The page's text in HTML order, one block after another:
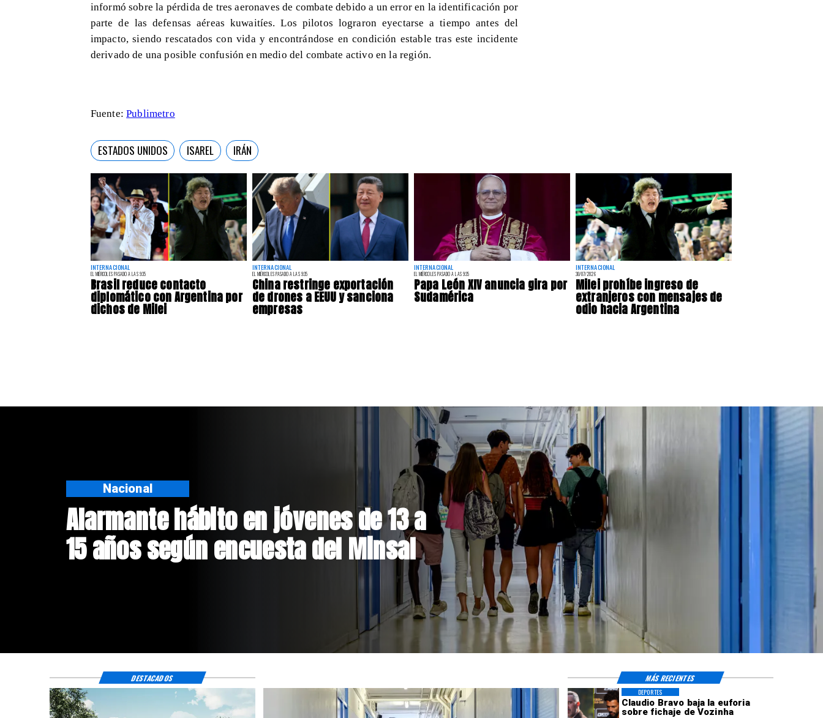
INTERNACIONAL
EL MIÉRCOLES PASADO A LAS 9:35
Brasil reduce contacto
diplomático con Argentina por
dichos de Milei
INTERNACIONAL
EL MIÉRCOLES PASADO A LAS 9:35
China restringe exportación
de drones a EEUU y sanciona
empresas
INTERNACIONAL
EL MIÉRCOLES PASADO A LAS 9:35
Papa León XIV anuncia gira por
Sudamérica
INTERNACIONAL
30/07/2026
Milei prohíbe ingreso de
extranjeros con mensajes de
odio hacia Argentina
informó sobre la pérdida de tres aeronaves de combate debido a un error en la identificación por
parte de las defensas aéreas kuwaitíes. Los pilotos lograron eyectarse a tiempo antes del
impacto, siendo rescatados con vida y encontrándose en condición estable tras este incidente
derivado de una posible confusión en medio del combate activo en la región.
Fuente:Publimetro
ESTADOS UNIDOS ISAREL IRÁN
Aprueban creación del Parque
Sebastián Piñera con inversión de
Regiones
Claudio Bravo baja la euforia
sobre fichaje de Vozinha
DEPORTES
DESTACADOS MÁS RECIENTES